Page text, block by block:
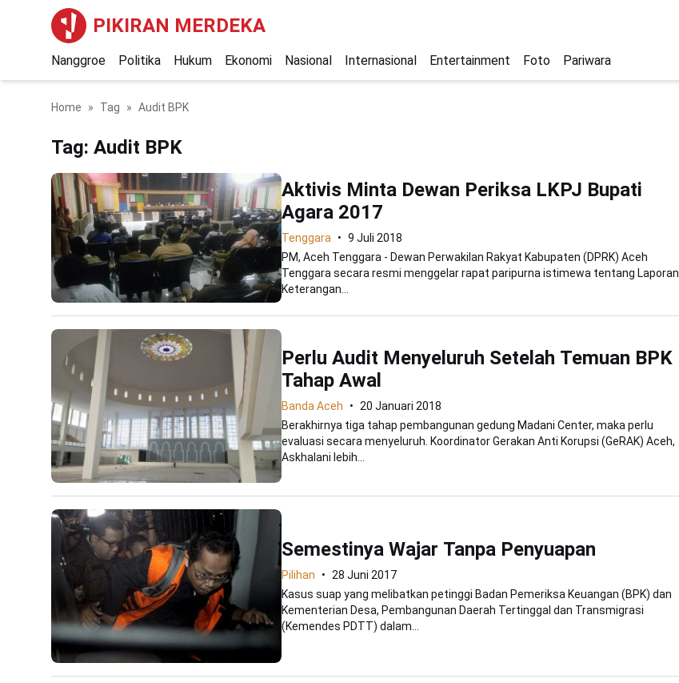
PIKIRAN MERDEKA
Nanggroe Politika Hukum Ekonomi Nasional Internasional Entertainment Foto Pariwara
Home Tag Audit BPK
Tag: Audit BPK
Aktivis Minta Dewan Periksa LKPJ Bupati
Agara 2017
Tenggara
9 Juli 2018
PM, Aceh Tenggara - Dewan Perwakilan Rakyat Kabupaten (DPRK) Aceh
Tenggara secara resmi menggelar rapat paripurna istimewa tentang Laporan
Keterangan...
Perlu Audit Menyeluruh Setelah Temuan BPK
Tahap Awal
Banda Aceh
20 Januari 2018
Berakhirnya tiga tahap pembangunan gedung Madani Center, maka perlu
evaluasi secara menyeluruh. Koordinator Gerakan Anti Korupsi (GeRAK) Aceh,
Askhalani lebih...
Semestinya Wajar Tanpa Penyuapan
Pilihan
28 Juni 2017
Kasus suap yang melibatkan petinggi Badan Pemeriksa Keuangan (BPK) dan
Kementerian Desa, Pembangunan Daerah Tertinggal dan Transmigrasi
(Kemendes PDTT) dalam...